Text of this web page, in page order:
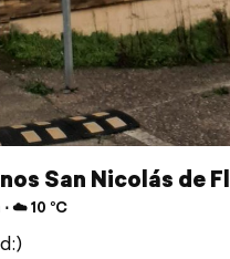
San Nicolás de Fl
☁️ 10 °C